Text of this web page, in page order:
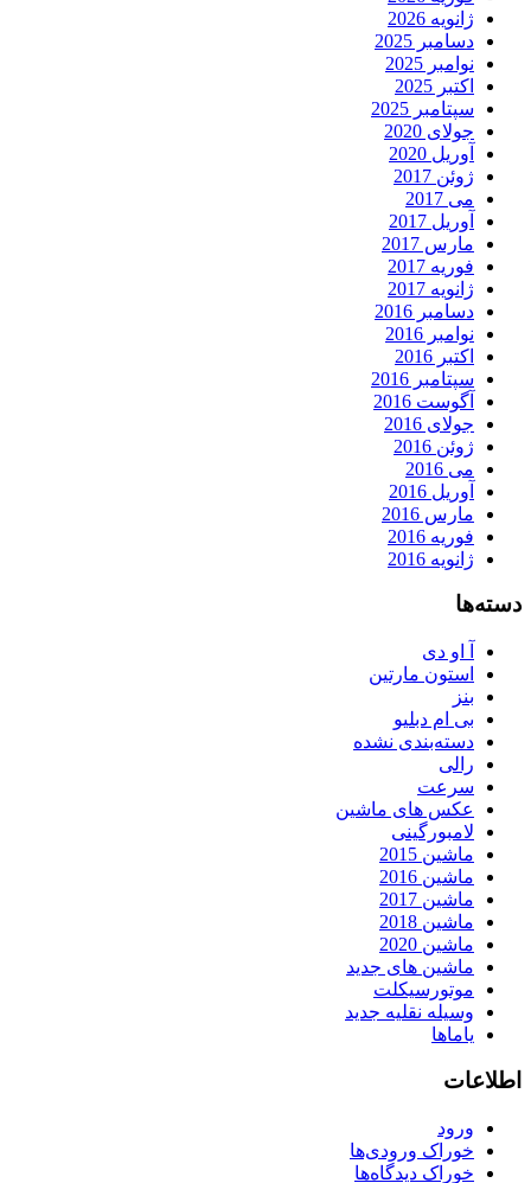
ژانویه 2026
دسامبر 2025
نوامبر 2025
اکتبر 2025
سپتامبر 2025
جولای 2020
آوریل 2020
ژوئن 2017
می 2017
آوریل 2017
مارس 2017
فوریه 2017
ژانویه 2017
دسامبر 2016
نوامبر 2016
اکتبر 2016
سپتامبر 2016
آگوست 2016
جولای 2016
ژوئن 2016
می 2016
آوریل 2016
مارس 2016
فوریه 2016
ژانویه 2016
دسته‌ها
آ او دی
استون مارتین
بنز
بی ام دبلیو
دسته‌بندی نشده
رالی
سرعت
عکس های ماشین
لامبورگینی
ماشین 2015
ماشین 2016
ماشین 2017
ماشین 2018
ماشین 2020
ماشین های جدید
موتورسیکلت
وسیله نقلیه جدید
یاماها
اطلاعات
ورود
خوراک ورودی‌ها
خوراک دیدگاه‌ها